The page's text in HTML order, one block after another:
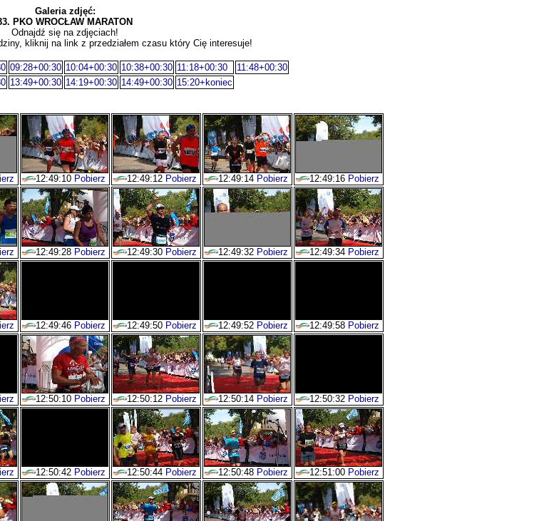
Galeria zdjęć:
PKO WROCŁAW MARATON
Odnajdź się na zdjęciach!
kliknij na link z przedziałem czasu który Cię interesuje!
09:28+00:30 10:04+00:30 10:38+00:30 11:18+00:30
11:48+00:30
13:49+00:30 14:19+00:30 14:49+00:30 15:20+koniec
12:49:10 Pobierz 12:49:12 Pobierz 12:49:14 Pobierz 12:49:16 Pobierz
12:49:28 Pobierz 12:49:30 Pobierz 12:49:32 Pobierz 12:49:34 Pobierz
12:49:46 Pobierz 12:49:50 Pobierz 12:49:52 Pobierz 12:49:58 Pobierz
12:50:10 Pobierz 12:50:12 Pobierz 12:50:14 Pobierz 12:50:32 Pobierz
12:50:42 Pobierz 12:50:44 Pobierz 12:50:48 Pobierz 12:51:00 Pobierz